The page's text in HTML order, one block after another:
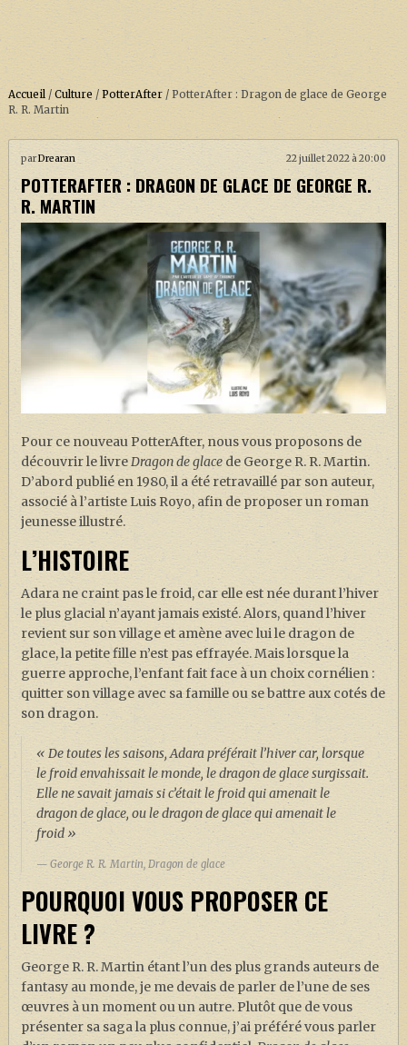
ACCUEIL
À PROPOS
SOUTENEZ-NOUS !
LA SÉRIE HARRY POTTER (REBOOT)
HARRY POTTER : LIVRES
BIOPICS DE HARRY POTTER
LES ANIMAUX FANTASTIQUES
J. K. ROWLING
ARTISANAT MOLDU
FANDOM
CULTURE
PODCASTS
LES GRANDS ARTICLES DE LA GAZETTE
DOSSIERS
JEUX
Accueil/ Culture / PotterAfter/ PotterAfter : Dragon de glace de George
R. R. Martin
parDrearan 22 juillet 2022 à 20:00
POTTERAFTER : DRAGON DE GLACE DE GEORGE R.
R. MARTIN
Pour ce nouveau PotterAfter, nous vous proposons de
découvrir le livreDragon de glacede George R. R. Martin.
D’abord publié en 1980, il a été retravaillé par son auteur,
associé à l’artiste Luis Royo, afin de proposer un roman
jeunesse illustré.
L’HISTOIRE
Adara ne craint pas le froid, car elle est née durant l’hiver
le plus glacial n’ayant jamais existé. Alors, quand l’hiver
revient sur son village et amène avec lui le dragon de
glace, la petite fille n’est pas effrayée. Mais lorsque la
guerre approche, l’enfant fait face à un choix cornélien :
quitter son village avec sa famille ou se battre aux cotés de
son dragon.
« De toutes les saisons, Adara préférait l’hiver car, lorsque
le froid envahissait le monde, le dragon de glace surgissait.
Elle ne savait jamais si c’était le froid qui amenait le
dragon de glace, ou le dragon de glace qui amenait le
froid »
George R. R. Martin, Dragon de glace
POURQUOI VOUS PROPOSER CE
LIVRE ?
George R. R. Martin étant l’un des plus grands auteurs de
fantasy au monde, je me devais de parler de l’une de ses
œuvres à un moment ou un autre. Plutôt que de vous
présenter sa saga la plus connue, j’ai préféré vous parler